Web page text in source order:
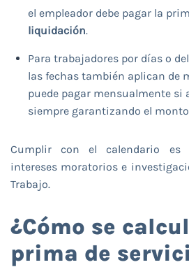
el empleador debe pagar la
liquidación.
Para trabajadores por días o
las fechas también aplican de
puede pagar mensualmente si
siempre garantizando el
Cumplir con el calendario es
intereses moratorios e
Trabajo.
¿Cómo se
prima de